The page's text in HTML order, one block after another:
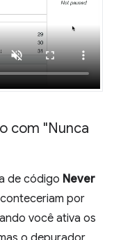
com "Nunca
de código Never
por
você ativa os